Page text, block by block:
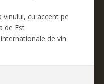
vinului, cu accent pe
de Est
de vin